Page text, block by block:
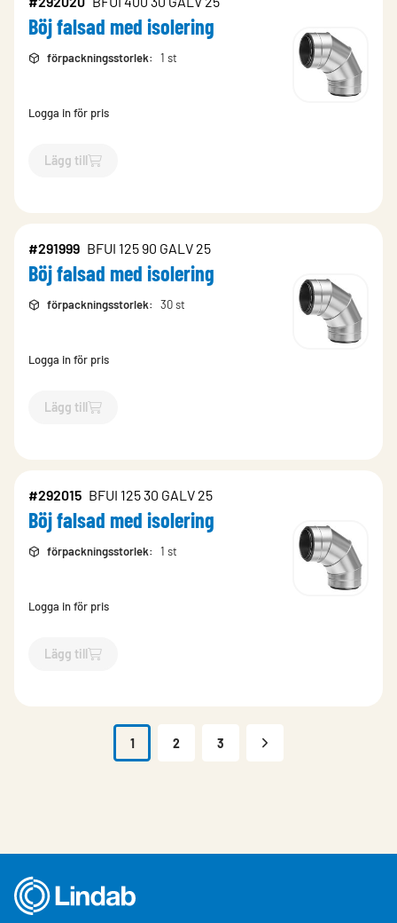
Böj falsad med isolering
förpackningsstorlek: 1 st
Logga in för pris
Lägg till
`$Lägg till
#291999 BFUI 125 90 GALV 25
Böj falsad med isolering
förpackningsstorlek: 30 st
Logga in för pris
Lägg till
`$Lägg till
#292015 BFUI 125 30 GALV 25
Böj falsad med isolering
förpackningsstorlek: 1 st
Logga in för pris
Lägg till
`$Lägg till
1 2 3